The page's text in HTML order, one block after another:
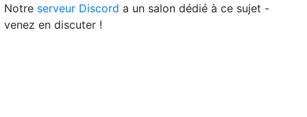
Notre serveur Discord a un salon dédié à ce sujet -
venez en discuter !